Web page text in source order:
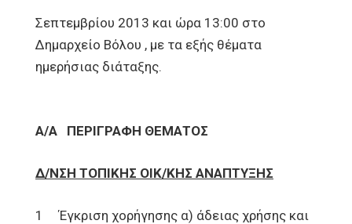
Σεπτεμβρίου 2013 και ώρα 13:00 στο
Δημαρχείο Βόλου , με τα εξής θέματα
ημερήσιας διάταξης.
Α/Α ΠΕΡΙΓΡΑΦΗ ΘΕΜΑΤΟΣ
Δ/ΝΣΗ ΤΟΠΙΚΗΣ ΟΙΚ/ΚΗΣ ΑΝΑΠΤΥΞΗΣ
1 Έγκριση χορήγησης α) άδειας χρήσης και